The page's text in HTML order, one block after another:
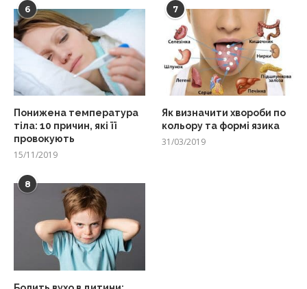
6
Понижена температура
тіла: 10 причин, які її
провокують
15/11/2019
7
Як визначити хвороби по
кольору та формі язика
31/03/2019
8